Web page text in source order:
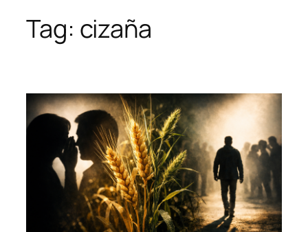
Tag: cizaña